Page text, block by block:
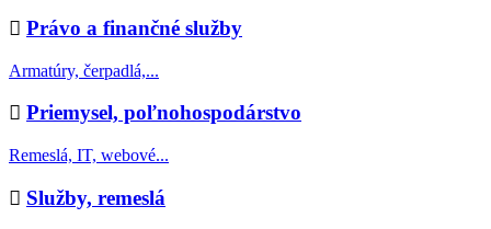
Právo a finančné služby
Armatúry, čerpadlá,...
Priemysel, poľnohospodárstvo
Remeslá, IT, webové...
Služby, remeslá